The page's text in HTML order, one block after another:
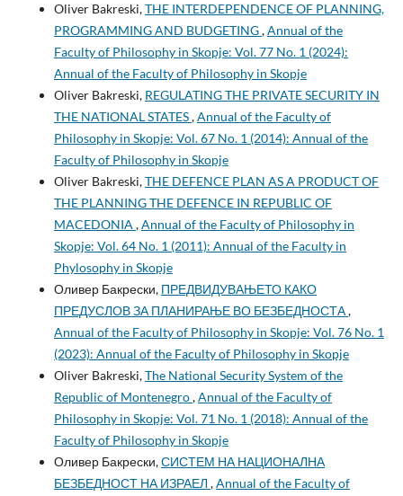
Oliver Bakreski,THE INTERDEPENDENCE OF PLANNING,
PROGRAMMING AND BUDGETING,Annual of the
Faculty of Philosophy in Skopje: Vol. 77 No. 1 (2024):
Annual of the Faculty of Philosophy in Skopje
Oliver Bakreski, REGULATING THE PRIVATE SECURITY IN
THE NATIONAL STATES,Annual of the Faculty of
Philosophy in Skopje: Vol. 67 No. 1 (2014): Annual of the
Faculty of Philosophy in Skopje
Oliver Bakreski,THE DEFENCE PLAN AS A PRODUCT OF
THE PLANNING THE DEFENCE IN REPUBLIC OF
MACEDONIA ,Annual of the Faculty of Philosophy in
Skopje: Vol. 64 No. 1 (2011): Annual of the Faculty in
Phylosophy in Skopje
Оливер Бакрески, ПРЕДВИДУВАЊЕТО КАКО
ПРЕДУСЛОВ ЗА ПЛАНИРАЊЕ ВО БЕЗБЕДНОСТА,
Annual of the Faculty of Philosophy in Skopje: Vol. 76 No. 1
(2023): Annual of the Faculty of Philosophy in Skopje
Oliver Bakreski,The National Security System of the
Republic of Montenegro,Annual of the Faculty of
Philosophy in Skopje: Vol. 71 No. 1 (2018): Annual of the
Faculty of Philosophy in Skopje
Оливер Бакрески,СИСТЕМ НА НАЦИОНАЛНА
БЕЗБЕДНОСТ НА ИЗРАЕЛ ,Annual of the Faculty of